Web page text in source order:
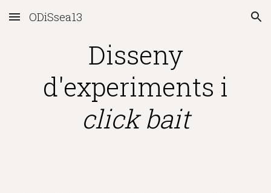
Skip to main content Skip to navigation
ODiSsea13
Disseny
d'experiments i
click bait